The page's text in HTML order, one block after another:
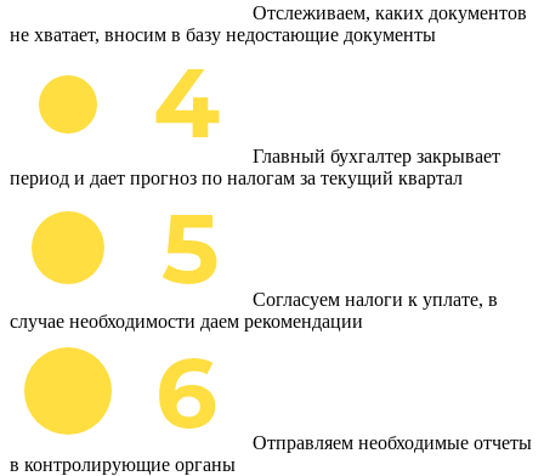
Отслеживаем, каких документов
не хватает, вносим в базу недостающие документы
Главный бухгалтер закрывает
период и дает прогноз по налогам за текущий квартал
Согласуем налоги к уплате, в
случае необходимости даем рекомендации
Отправляем необходимые отчеты
в контролирующие органы